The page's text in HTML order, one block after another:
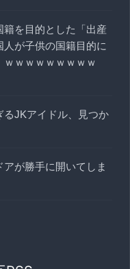
籍を目的とした「出産
が子供の国籍目的に
ｗｗｗｗｗｗｗｗ
るJKアイドル、見つか
が勝手に開いてしま